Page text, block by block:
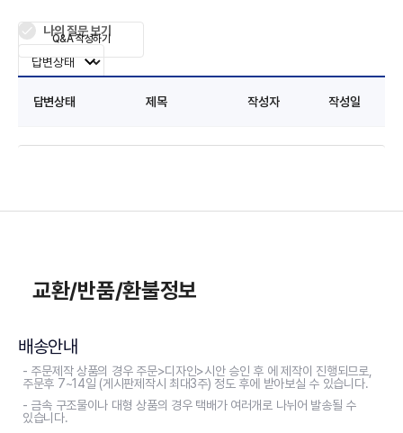
나의 질문 보기
답변상태 제목 작성자 작성일
Q&A 작성하기
교환/반품/환불정보
배송안내
- 주문제작 상품의 경우 주문>디자인>시안 승인 후 에 제작이 진행되므로,
주문후 7~14일 (게시판제작시 최대3주) 정도 후에 받아보실 수 있습니다.
- 금속 구조물이나 대형 상품의 경우 택배가 여러개로 나뉘어 발송될 수
있습니다.